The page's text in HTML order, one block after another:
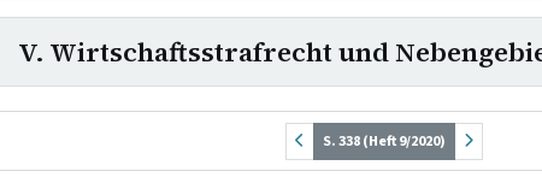
V. Wirtschaftsstrafrecht und
S. 338 (Heft 9/2020)